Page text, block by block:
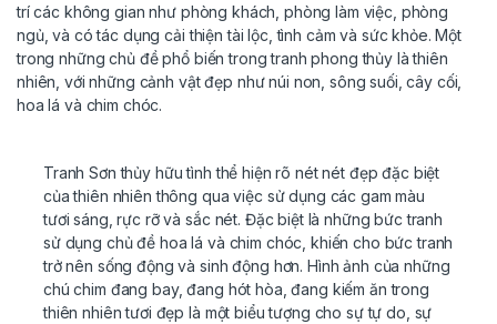
trí các không gian như phòng khách, phòng làm việc, phòng
ngủ, và có tác dụng cải thiện tài lộc, tình cảm và sức khỏe. Một
trong những chủ đề phổ biến trong tranh phong thủy là thiên
nhiên, với những cảnh vật đẹp như núi non, sông suối, cây cối,
hoa lá và chim chóc.
Tranh Sơn thủy hữu tình thể hiện rõ nét nét đẹp đặc biệt
của thiên nhiên thông qua việc sử dụng các gam màu
tươi sáng, rực rỡ và sắc nét. Đặc biệt là những bức tranh
sử dụng chủ đề hoa lá và chim chóc, khiến cho bức tranh
trở nên sống động và sinh động hơn. Hình ảnh của những
chú chim đang bay, đang hót hòa, đang kiếm ăn trong
thiên nhiên tươi đẹp là một biểu tượng cho sự tự do, sự